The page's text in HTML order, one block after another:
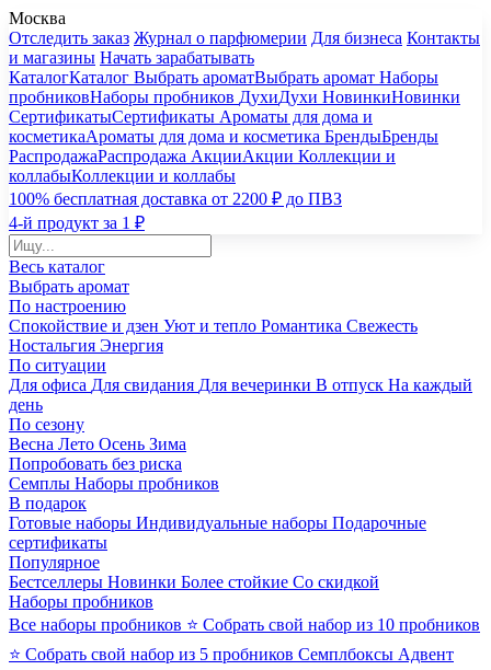
Москва
Отследить заказ Журнал о парфюмерии Для бизнеса Контакты
и магазины Начать зарабатывать
КаталогКаталог Выбрать ароматВыбрать аромат Наборы
пробниковНаборы пробников ДухиДухи НовинкиНовинки
СертификатыСертификаты Ароматы для дома и
косметикаАроматы для дома и косметика БрендыБренды
РаспродажаРаспродажа АкцииАкции Коллекции и
коллабыКоллекции и коллабы
100% бесплатная доставка от 2200 ₽ до ПВЗ
4-й продукт за 1 ₽
Весь каталог
Выбрать аромат
По настроению
Спокойствие и дзен Уют и тепло Романтика Свежесть
Ностальгия Энергия
По ситуации
Для офиса Для свидания Для вечеринки В отпуск На каждый
день
По сезону
Весна Лето Осень Зима
Попробовать без риска
Семплы Наборы пробников
В подарок
Готовые наборы Индивидуальные наборы Подарочные
сертификаты
Популярное
Бестселлеры Новинки Более стойкие Со скидкой
Наборы пробников
Все наборы пробников ⭐ Собрать свой набор из 10 пробников
⭐ Собрать свой набор из 5 пробников Семплбоксы Адвент